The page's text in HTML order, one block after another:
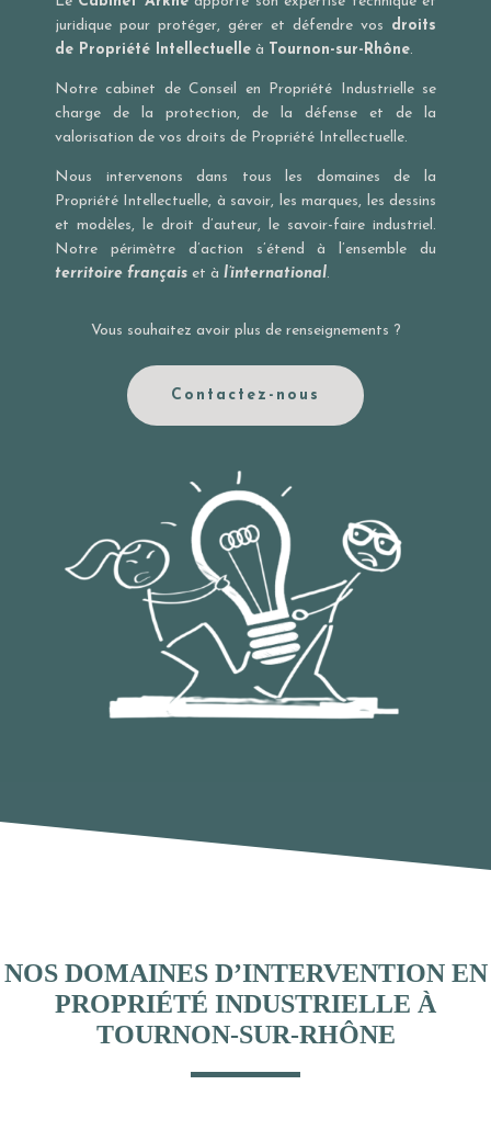
juridique pour protéger, gérer et défendre vos droits
de Propriété Intellectuelle à Tournon-sur-Rhône.
Notre cabinet de Conseil en Propriété Industrielle se
charge de la protection, de la défense et de la
valorisation de vos droits de Propriété Intellectuelle.
Nous intervenons dans tous les domaines de la
Propriété Intellectuelle, à savoir, les marques, les dessins
et modèles, le droit d’auteur, le savoir-faire industriel.
Notre périmètre d’action s’étend à l’ensemble du
territoire français et à l’international.
Vous souhaitez avoir plus de renseignements ?
Contactez-nous
NOS DOMAINES D’INTERVENTION EN
PROPRIÉTÉ INDUSTRIELLE À
TOURNON-SUR-RHÔNE